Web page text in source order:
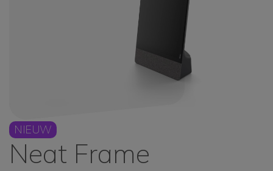
NIEUW
Neat Frame